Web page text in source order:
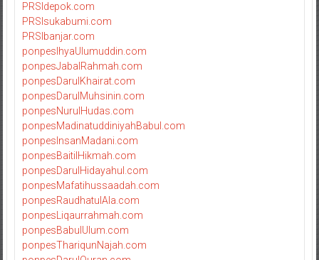
PRSIdepok.com
PRSIsukabumi.com
PRSIbanjar.com
ponpesIhyaUlumuddin.com
ponpesJabalRahmah.com
ponpesDarulKhairat.com
ponpesDarulMuhsinin.com
ponpesNurulHudas.com
ponpesMadinatuddiniyahBabul.com
ponpesInsanMadani.com
ponpesBaitilHikmah.com
ponpesDarulHidayahul.com
ponpesMafatihussaadah.com
ponpesRaudhatulAla.com
ponpesLiqaurrahmah.com
ponpesBabulUlum.com
ponpesThariqunNajah.com